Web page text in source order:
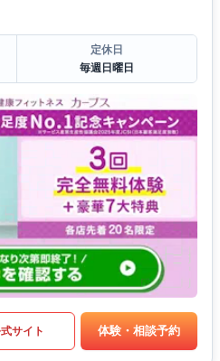
定休日
毎週日曜日
サイト 体験・相談予約